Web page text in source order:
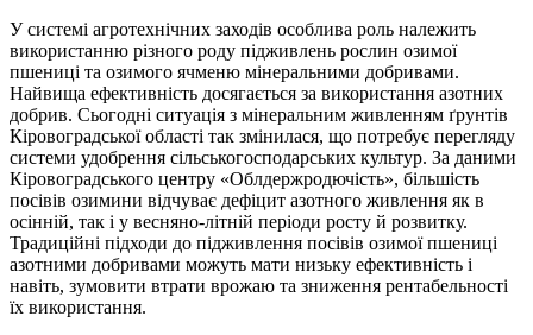
У системі агротехнічних заходів особлива роль належить
використанню різного роду підживлень рослин озимої
пшениці та озимого ячменю мінеральними добривами.
Найвища ефективність досягається за використання азотних
добрив. Сьогодні ситуація з мінеральним живленням ґрунтів
Кіровоградської області так змінилася, що потребує перегляду
системи удобрення сільськогосподарських культур. За даними
Кіровоградського центру «Облдержродючість», більшість
посівів озимини відчуває дефіцит азотного живлення як в
осінній, так і у весняно-літній періоди росту й розвитку.
Традиційні підходи до підживлення посівів озимої пшениці
азотними добривами можуть мати низьку ефективність і
навіть, зумовити втрати врожаю та зниження рентабельності
їх використання.